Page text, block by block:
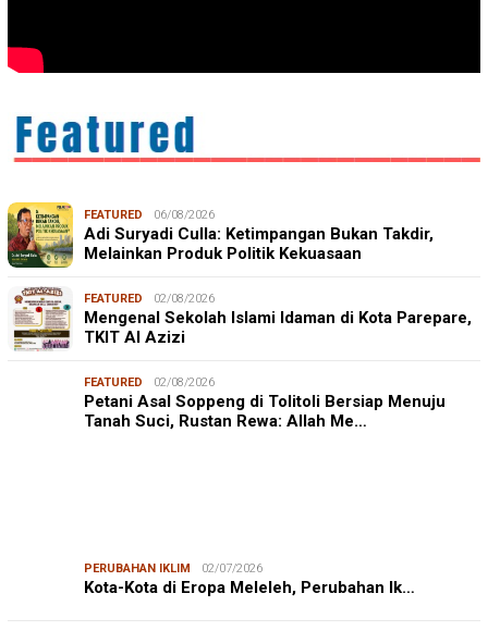
FEATURED 06/08/2026
Adi Suryadi Culla: Ketimpangan Bukan Takdir,
Melainkan Produk Politik Kekuasaan
FEATURED 02/08/2026
Mengenal Sekolah Islami Idaman di Kota Parepare,
TKIT Al Azizi
FEATURED 02/08/2026
Petani Asal Soppeng di Tolitoli Bersiap Menuju
Tanah Suci, Rustan Rewa: Allah Me…
PERUBAHAN IKLIM 02/07/2026
Kota-Kota di Eropa Meleleh, Perubahan Ik…